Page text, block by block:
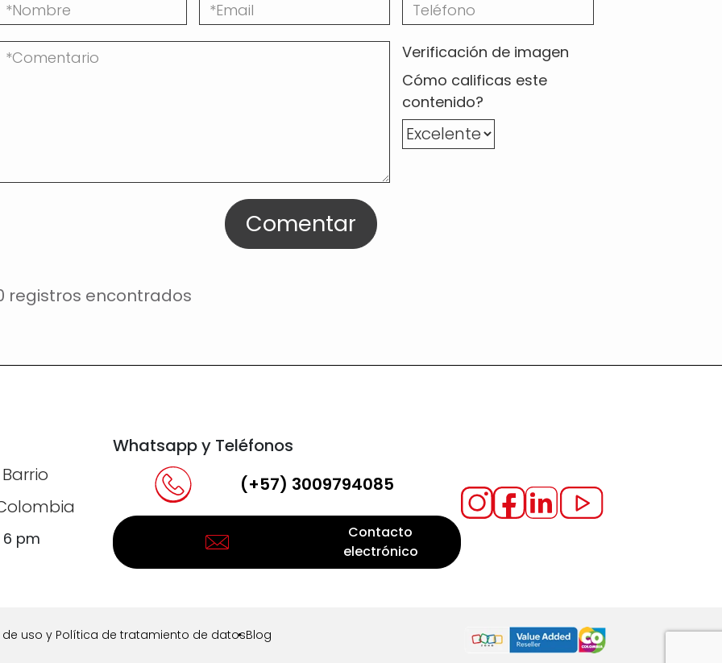
Verificación de imagen
Cómo calificas este
contenido?
Comentar
registros encontrados
6 pm
Whatsapp y Teléfonos
(+57) 3009794085
Contacto
electrónico
uso y Política de tratamiento de datosBlog